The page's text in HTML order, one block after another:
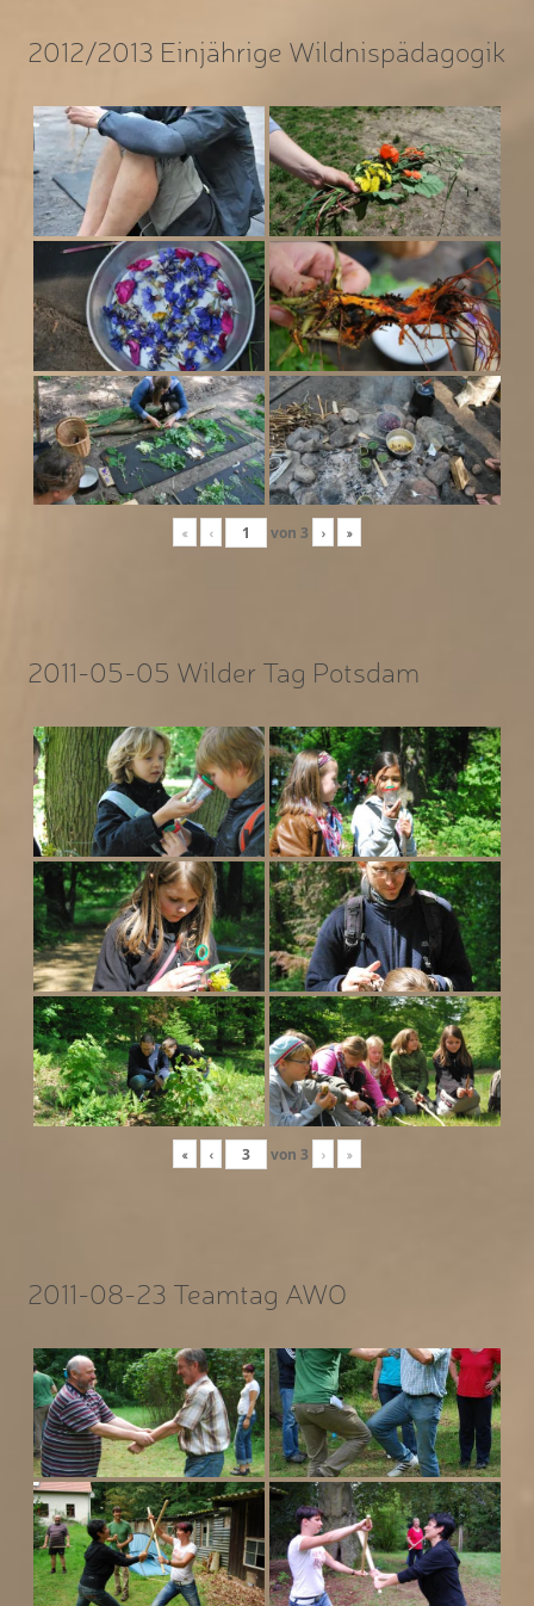
2012/2013 Einjährige Wildnispädagogik
« ‹ von 3 › »
2011-05-05 Wilder Tag Potsdam
« ‹ von 3 › »
2011-08-23 Teamtag AWO